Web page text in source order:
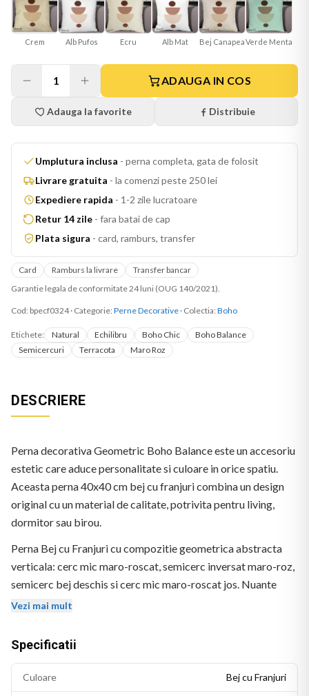
Crem Alb Pufos Ecru Alb Mat Bej CanapeaVerde Menta
1 ADAUGA IN COS
Adauga la favorite Distribuie
Umplutura inclusa - perna completa, gata de folosit
Livrare gratuita - la comenzi peste 250 lei
Expediere rapida - 1-2 zile lucratoare
Retur 14 zile - fara batai de cap
Plata sigura - card, ramburs, transfer
Card Ramburs la livrare
Transfer bancar
Garantie legala de conformitate 24 luni (OUG 140/2021).
Cod: bpecf0324· Categorie: Perne Decorative · Colectia: Boho
Etichete: Natural Echilibru Boho Chic
Boho Balance
Semicercuri
Terracota Maro Roz
DESCRIERE
Perna decorativa Geometric Boho Balance este un accesoriu
estetic care aduce personalitate si culoare in orice spatiu.
Aceasta perna 40x40 cm bej cu franjuri combina un design
original cu un material de calitate, potrivita pentru living,
dormitor sau birou.
Perna Bej cu Franjuri cu compozitie geometrica abstracta
verticala: cerc mic maro-roscat, semicerc inversat maro-roz,
semicerc bej deschis si cerc mic maro-roscat jos. Nuante
calde terracota. Fara text.
Vezi mai mult
Specificatii
Culoare Bej cu Franjuri